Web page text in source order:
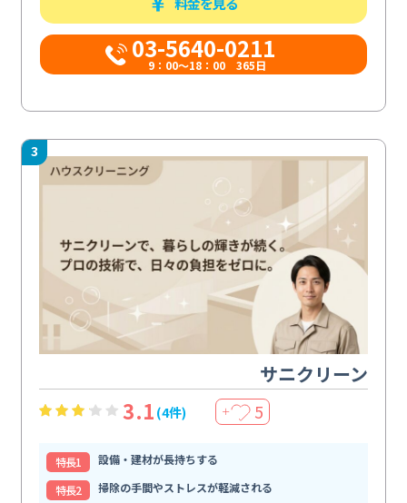
03-5640-0211
9：00～18：00 365日
3
サニクリーン
3.1 (4件) ＋ 5
特⻑1
設備・建材が長持ちする
特⻑2
掃除の手間やストレスが軽減される